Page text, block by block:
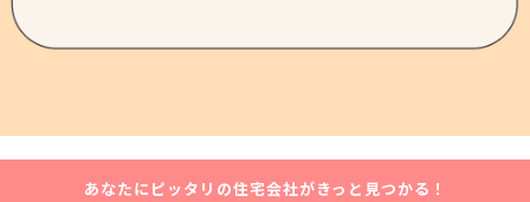
あなたにピッタリの住宅会社がきっと見つかる！